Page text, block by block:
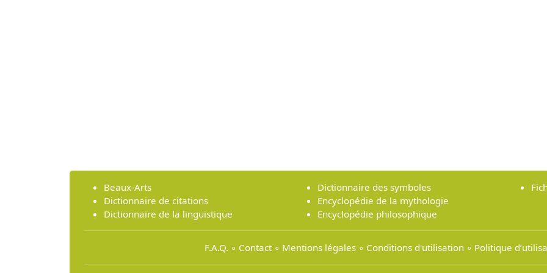
Beaux-Arts
Dictionnaire de citations
Dictionnaire de la linguistique
Dictionnaire des symboles
Encyclopédie de la mythologie
Encyclopédie philosophique
F.A.Q. ∘ Contact∘ Mentions légales∘ Conditions d'utilisation∘ Politique